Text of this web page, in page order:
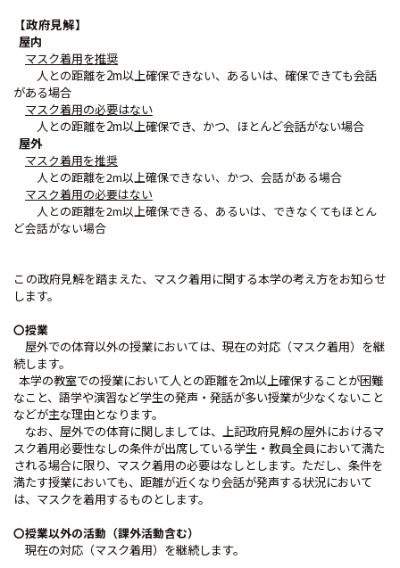
【政府見解】
屋内
マスク着用を推奨
人との距離を2m以上確保できない、あるいは、確保できても会話
がある場合
マスク着用の必要はない
人との距離を2m以上確保でき、かつ、ほとんど会話がない場合
屋外
マスク着用を推奨
人との距離を2m以上確保できない、かつ、会話がある場合
マスク着用の必要はない
人との距離を2m以上確保できる、あるいは、できなくてもほとん
ど会話がない場合
こ の政府見解を踏まえた、マスク着用に関する本学の考え方をお知らせ
します。
〇授業
屋外での体育以外の授業においては、現在の対応（マスク着用）を継
続します。
本学の教室での授業において人との距離を2m以上確保することが困難
なこと、語学や演習など学生の発声・発話が多い授業が少なくないこと
などが主な理由となります。
なお、屋外での体育に関しましては、上記政府見解の屋外におけるマ
スク着用必要性なしの条件が出席している学生・教員全員において満た
される場合に限り、マスク着用の必要はなしとします。ただし、条件を
満たす授業においても、距離が近くなり会話が発声する状況において
は、マスクを着用するものとします。
〇授業以外の活動（課外活動含む）
現在の対応 （マスク着用） を継続します。